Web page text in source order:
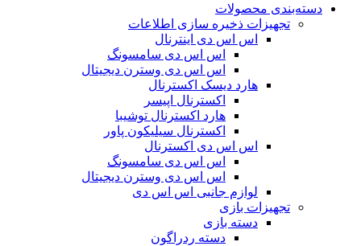
دسته‌بندی محصولات
تجهیزات ذخیره سازی اطلاعات
اس اس دی اینترنال
اس اس دی سامسونگ
اس اس دی وسترن دیجیتال
هارد دیسک اکسترنال
اکسترنال اپیسر
هارد اکسترنال توشیبا
اکسترنال سیلیکون پاور
اس اس دی اکسترنال
اس اس دی سامسونگ
اس اس دی وسترن دیجیتال
لوازم جانبی اس اس دی
تجهیزات بازی
دسته بازی
دسته ردراگون